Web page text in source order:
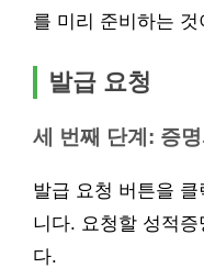
를 미리 준비하는 것
발급 요청
세 번째 단계: 증
발급 요청 버튼을
니다. 요청할 성적
다.